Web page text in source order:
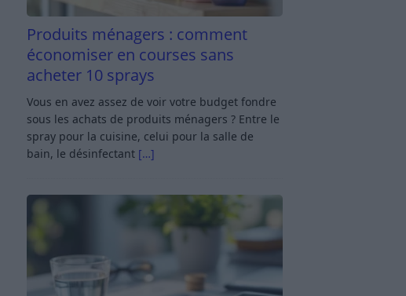
Produits ménagers : comment
économiser en courses sans
acheter 10 sprays
Vous en avez assez de voir votre budget fondre
sous les achats de produits ménagers ? Entre le
spray pour la cuisine, celui pour la salle de
bain, le désinfectant […]